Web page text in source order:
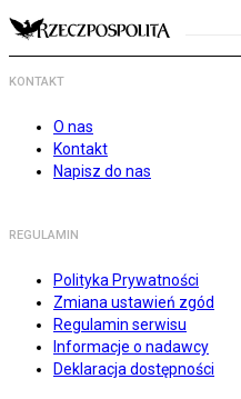
KONTAKT
O nas
Kontakt
Napisz do nas
REGULAMIN
Polityka Prywatności
Zmiana ustawień zgód
Regulamin serwisu
Informacje o nadawcy
Deklaracja dostępności